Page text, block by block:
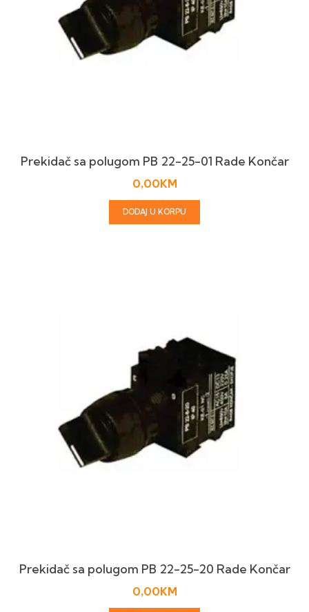
Prekidač sa polugom PB 22-25-01 Rade Končar
0,00KM
DODAJ U KORPU
Prekidač sa polugom PB 22-25-20 Rade Končar
0,00KM